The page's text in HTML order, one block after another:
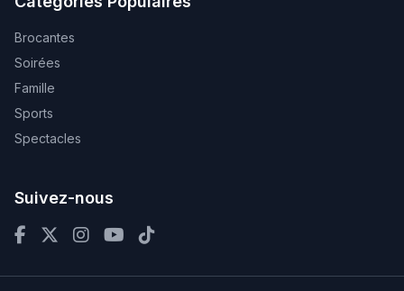
Brocantes
Soirées
Famille
Sports
Spectacles
Suivez-nous